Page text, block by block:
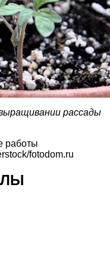
рассады
работы
fotodom.ru